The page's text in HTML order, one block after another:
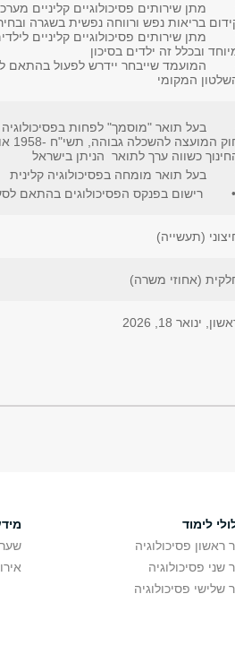
מתן שירותים פסיכולוגיים קליניים
בריאות נפש ורווחה נפשית בשגרה
מתן שירותים פסיכולוגיים קליניים
ובכלל זה ילדים בסיכון
המועמד שייבחר יידרש לפעול בהתאם
המקומי
בעל תואר "מוסמך" לפחות בפסיכולוגיה
כשווה ערך לתואר הניתן בישראל
בעל תואר מומחה בפסיכולוגיה קלינית
• רישום בפנקס הפסיכולוגים בהתאם לסעיף 12 לחוק
(תעשייה)
(אחוזי משרה)
ינואר 18, 2026
לימוד
ראשון פסיכולוגיה
שני פסיכולוגיה
שלישי פסיכולוגיה